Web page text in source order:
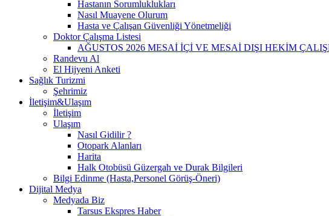
Hastanın Sorumluklukları
Nasıl Muayene Olurum
Hasta ve Çalışan Güvenliği Yönetmeliği
Doktor Çalışma Listesi
AĞUSTOS 2026 MESAİ İÇİ VE MESAİ DIŞI HEKİM
Randevu Al
El Hijyeni Anketi
Sağlık Turizmi
Şehrimiz
İletişim&Ulaşım
İletişim
Ulaşım
Nasıl Gidilir ?
Otopark Alanları
Harita
Halk Otobüsü Güzergah ve Durak Bilgileri
Bilgi Edinme (Hasta,Personel Görüş-Öneri)
Dijital Medya
Medyada Biz
Tarsus Ekspres Haber